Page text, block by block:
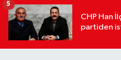
CHP Han
partiden
5